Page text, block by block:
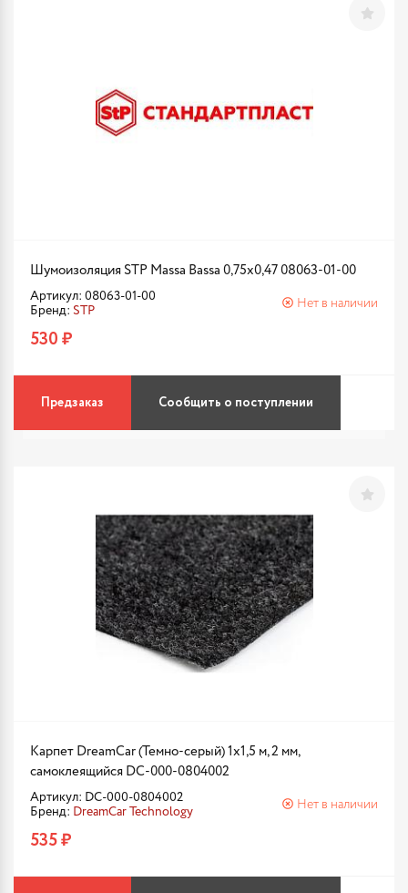
Шумоизоляция STP Massa Bassa 0,75x0,47 08063-01-00
Артикул: 08063-01-00
Бренд: STP
Нет в наличии
530 ₽
Предзаказ Сообщить о поступлении
Карпет DreamCar (Темно-серый) 1x1,5 м, 2 мм,
самоклеящийся DC-000-0804002
Артикул: DC-000-0804002
Бренд: DreamCar Technology
Нет в наличии
535 ₽